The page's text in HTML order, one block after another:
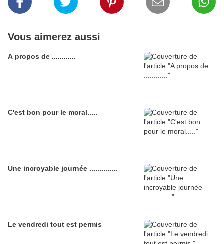
Vous aimerez aussi
A propos de ............
C'est bon pour le moral.....
Une incroyable journée ..............
Le vendredi tout est permis